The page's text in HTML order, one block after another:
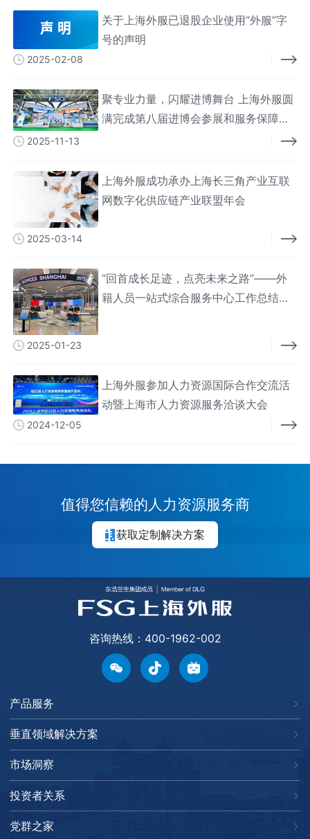
关于上海外服已退股企业使用“外服”字
号的声明
2025-02-08
聚专业力量，闪耀进博舞台 上海外服圆
满完成第八届进博会参展和服务保障工
2025-11-13
上海外服成功承办上海长三角产业互联
网数字化供应链产业联盟年会
2025-03-14
“回首成长足迹，点亮未来之路”——外
籍人员一站式综合服务中心工作总结交
2025-01-23
上海外服参加人力资源国际合作交流活
动暨上海市人力资源服务洽谈大会
2024-12-05
值得您信赖的人力资源服务商
获取定制解决方案
咨询热线：400-1962-002
产品服务
垂直领域解决方案
市场洞察
投资者关系
党群之家